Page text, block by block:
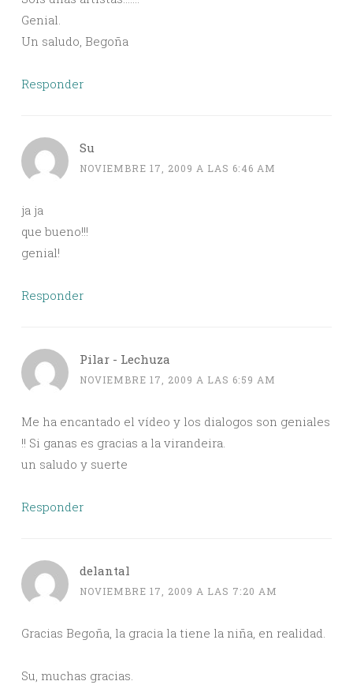
Genial.
Un saludo, Begoña
Responder
Su
NOVIEMBRE 17, 2009 A LAS 6:46 AM
ja ja
que bueno!!!
genial!
Responder
Pilar - Lechuza
NOVIEMBRE 17, 2009 A LAS 6:59 AM
Me ha encantado el vídeo y los dialogos son geniales
!! Si ganas es gracias a la virandeira.
un saludo y suerte
Responder
delantal
NOVIEMBRE 17, 2009 A LAS 7:20 AM
Gracias Begoña, la gracia la tiene la niña, en realidad.
Su, muchas gracias.